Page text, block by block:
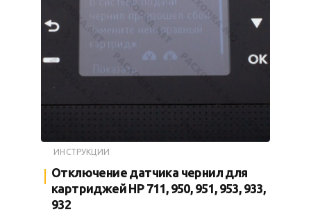
ИНСТРУКЦИИ
Отключение датчика чернил для
картриджей HP 711, 950, 951, 953, 933,
932